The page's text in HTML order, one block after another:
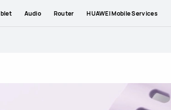
Audio Router HUAWEI Mobile Services